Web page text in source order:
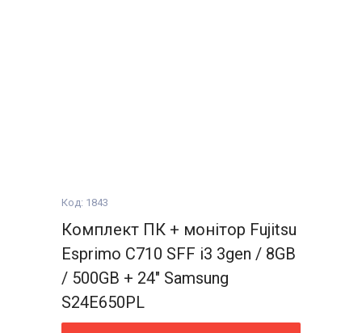
Код: 1843
Комплект ПК + монітор Fujitsu
Esprimo C710 SFF i3 3gen / 8GB
/ 500GB + 24" Samsung
S24E650PL